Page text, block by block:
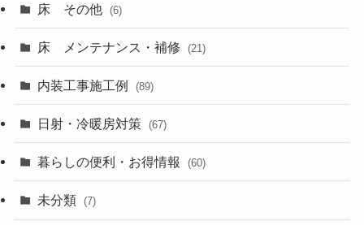
床 その他 (6)
床 メンテナンス・補修 (21)
内装工事施工例 (89)
日射・冷暖房対策 (67)
暮らしの便利・お得情報 (60)
未分類 (7)